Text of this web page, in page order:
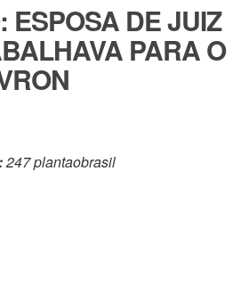
ESPOSA DE JUIZ
PARA O
247 plantaobrasil